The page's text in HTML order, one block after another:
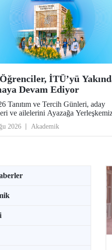
İTÜ’yü
Devam Ediyor
Tanıtım ve Tercih Günleri, aday
ve ailelerini Ayazağa
devam ediyor. Tanıtım ve Tercih
Ağustos’ta tamamlanacak, ilgili
adaylara bilgi vermeye devam
2026 Akademik